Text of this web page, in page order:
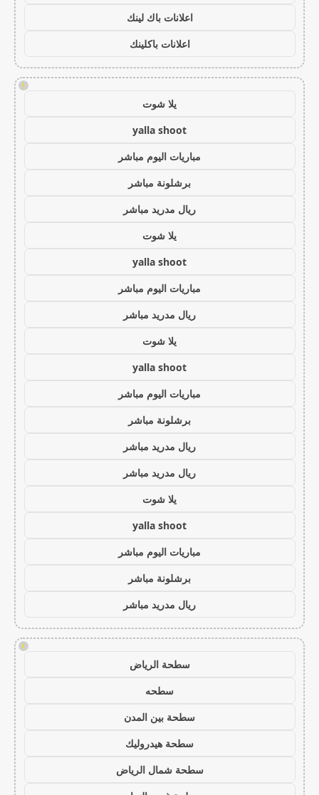
اعلانات باك لينك
اعلانات باكلينك
!
يلا شوت
yalla shoot
مباريات اليوم مباشر
برشلونة مباشر
ريال مدريد مباشر
يلا شوت
yalla shoot
مباريات اليوم مباشر
ريال مدريد مباشر
يلا شوت
yalla shoot
مباريات اليوم مباشر
برشلونة مباشر
ريال مدريد مباشر
ريال مدريد مباشر
يلا شوت
yalla shoot
مباريات اليوم مباشر
برشلونة مباشر
ريال مدريد مباشر
!
سطحة الرياض
سطحه
سطحة بين المدن
سطحة هيدروليك
سطحة شمال الرياض